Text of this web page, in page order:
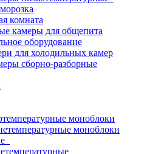
комната
камеры для общепита
оборудование
для холодильных камер
сборно-разборные
моноблоки
моноблоки